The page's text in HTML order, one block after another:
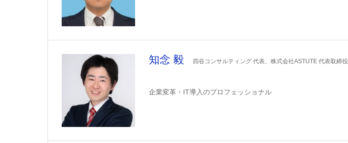
知念 毅 四谷コンサルティング 代表、株式会社ASTUTE 代表取締役
企業変革・IT導入のプロフェッショナル